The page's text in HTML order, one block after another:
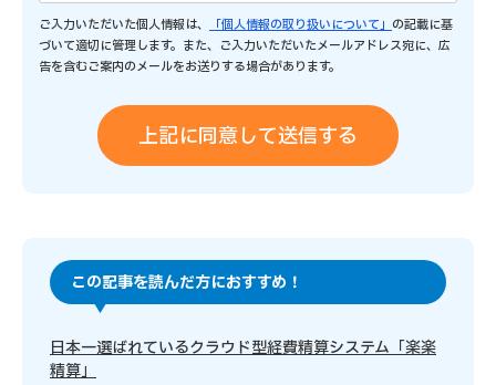
ご入力いただいた個人情報は、 「個人情報の取り扱いについて」 の記載に基
づいて適切に管理します。また、ご入力いただいたメールアドレス宛に、広
告を含むご案内のメールをお送りする場合があります。
この記事を読んだ方におすすめ！
日本一選ばれているクラウド型経費精算システム「楽楽
精算」